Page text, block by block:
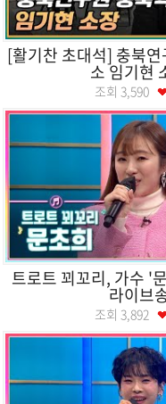
[활기찬 초대석] 충북
소 임기현
조회 3,590
트로트 꾀꼬리, 가수 '
라이브
조회 3,892